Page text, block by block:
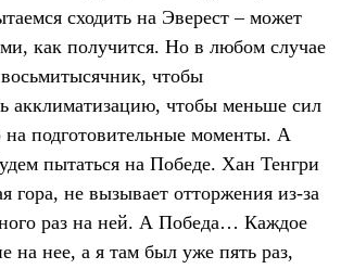
сходить на Эверест – может
как получится. Но в любом случае
чтобы
акклиматизацию, чтобы меньше сил
на подготовительные моменты. А
пытаться на Победе. Хан Тенгри
гора, не вызывает отторжения из-за
раз на ней. А Победа… Каждое
на нее, а я там был уже пять раз,